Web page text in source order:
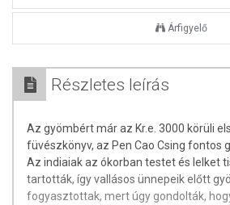
Árfigyelő
Részletes leírás
Az gyömbért már az Kr.e. 3000 körüli
füvészkönyv, az Pen Cao Csing fontos
Az indiaiak az ókorban testet és lelket
tartották, így vallásos ünnepeik előtt
fogyasztottak, mert úgy gondolták,